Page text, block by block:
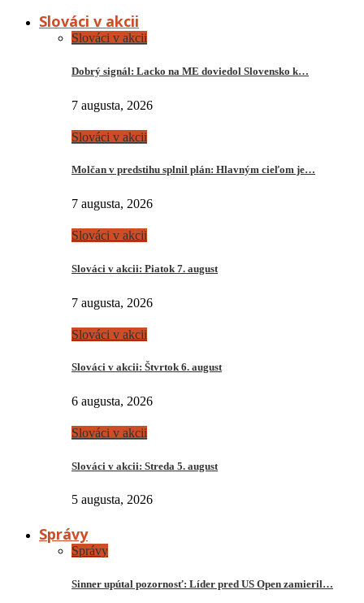
Slováci v akcii
Slováci v akcii
Dobrý signál: Lacko na ME doviedol Slovensko k…
7 augusta, 2026
Slováci v akcii
Molčan v predstihu splnil plán: Hlavným cieľom je…
7 augusta, 2026
Slováci v akcii
Slováci v akcii: Piatok 7. august
7 augusta, 2026
Slováci v akcii
Slováci v akcii: Štvrtok 6. august
6 augusta, 2026
Slováci v akcii
Slováci v akcii: Streda 5. august
5 augusta, 2026
Správy
Správy
Sinner upútal pozornosť: Líder pred US Open zamieril…